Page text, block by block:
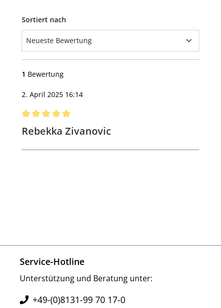
Sortiert nach
1 Bewertung
2. April 2025 16:14
Bewertung mit 5 von 5 Sternen
Rebekka Zivanovic
Service-Hotline
Unterstützung und Beratung unter:
+49-(0)8131-99 70 17-0